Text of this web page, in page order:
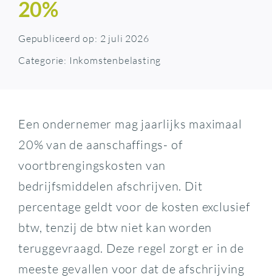
20%
Gepubliceerd op: 2 juli 2026
Categorie: Inkomstenbelasting
Een ondernemer mag jaarlijks maximaal
20% van de aanschaffings- of
voortbrengingskosten van
bedrijfsmiddelen afschrijven. Dit
percentage geldt voor de kosten exclusief
btw, tenzij de btw niet kan worden
teruggevraagd. Deze regel zorgt er in de
meeste gevallen voor dat de afschrijving